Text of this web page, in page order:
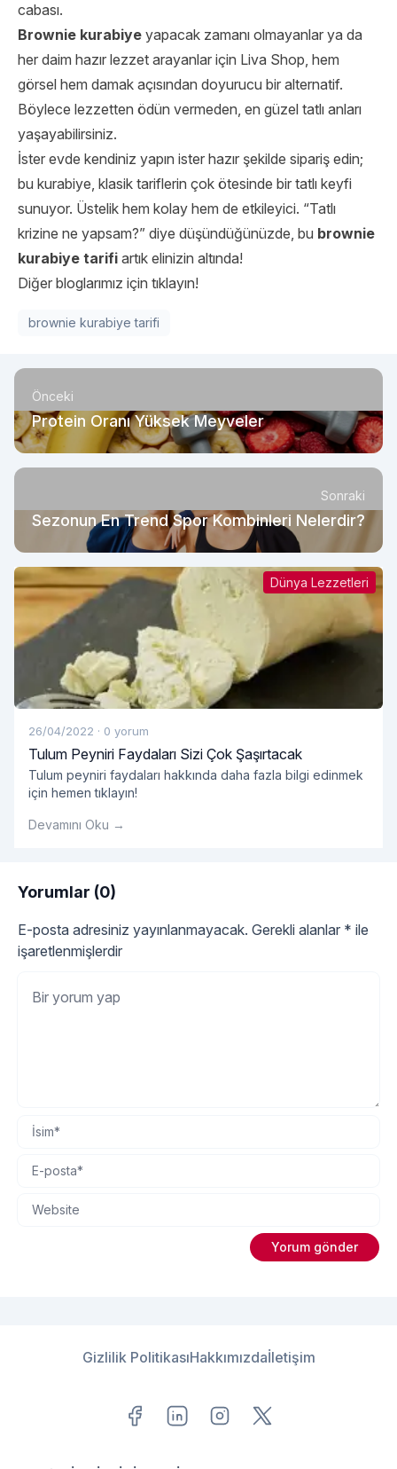
cabası.
Brownie kurabiye yapacak zamanı olmayanlar ya da
her daim hazır lezzet arayanlar için Liva Shop, hem
görsel hem damak açısından doyurucu bir alternatif.
Böylece lezzetten ödün vermeden, en güzel tatlı anları
yaşayabilirsiniz.
İster evde kendiniz yapın ister hazır şekilde sipariş edin;
bu kurabiye, klasik tariflerin çok ötesinde bir tatlı keyfi
sunuyor. Üstelik hem kolay hem de etkileyici. “Tatlı
krizine ne yapsam?” diye düşündüğünüzde, bu brownie
kurabiye tarifi artık elinizin altında!
Diğer bloglarımız için tıklayın!
brownie kurabiye tarifi
Önceki
Protein Oranı Yüksek Meyveler
Sonraki
Sezonun En Trend Spor Kombinleri Nelerdir?
Dünya Lezzetleri
26/04/2022 · 0 yorum
Tulum Peyniri Faydaları Sizi Çok Şaşırtacak
Tulum peyniri faydaları hakkında daha fazla bilgi edinmek
için hemen tıklayın!
Devamını Oku →
Yorumlar (0)
E-posta adresiniz yayınlanmayacak. Gerekli alanlar * ile
işaretlenmişlerdir
Gizlilik PolitikasıHakkımızdaİletişim